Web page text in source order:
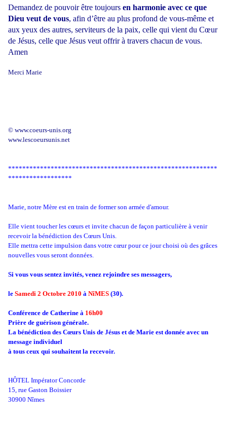
Demandez de pouvoir être toujours en harmonie avec ce que
Dieu veut de vous, afin d’être au plus profond de vous-même et
aux yeux des autres, serviteurs de la paix, celle qui vient du Cœur
de Jésus, celle que Jésus veut offrir à travers chacun de vous.
Amen
Merci Marie
© www.coeurs-unis.org
www.lescoeursunis.net
***********************************************************
******************
Marie, notre Mère est en train de former son armée d'amour.
Elle vient toucher les cœurs et invite chacun de façon particulière à venir
recevoir la bénédiction des Cœurs Unis.
Elle mettra cette impulsion dans votre cœur pour ce jour choisi où des grâces
nouvelles vous seront données.
Si vous vous sentez invités, venez rejoindre ses messagers,
le Samedi 2 Octobre 2010 à NîMES (30).
Conférence de Catherine à 16h00
Prière de guérison générale.
La bénédiction des Cœurs Unis de Jésus et de Marie est donnée avec un
message individuel
à tous ceux qui souhaitent la recevoir.
HÔTEL Impérator Concorde
15, rue Gaston Boissier
30900 Nîmes